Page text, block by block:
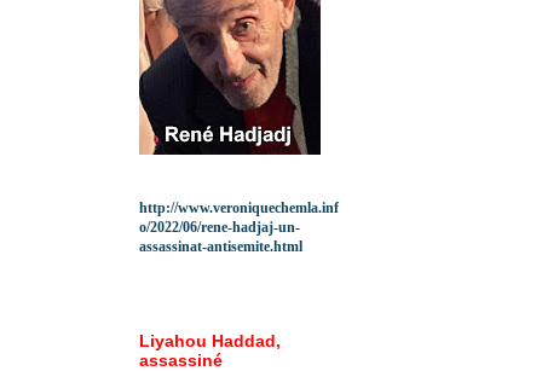
http://www.veroniquechemla.inf
o/2022/06/rene-hadjaj-un-
assassinat-antisemite.html
Liyahou Haddad,
assassiné